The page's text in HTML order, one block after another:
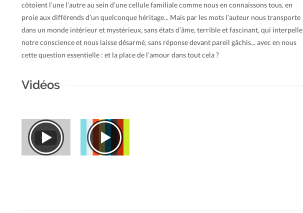
côtoient l’une l’autre au sein d’une cellule familiale comme nous en connaissons tous, en
proie aux différends d’un quelconque héritage... Mais par les mots l’auteur nous transporte
dans un monde intérieur et mystérieux, sans états d’âme, terrible et fascinant, qui interpelle
notre conscience et nous laisse désarmé, sans réponse devant pareil gâchis... avec en nous
cette question essentielle : et la place de l’amour dans tout cela ?
Vidéos